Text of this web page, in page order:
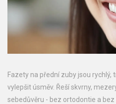
Fazety na přední zuby jsou rychlý,
vylepšit úsměv. Řeší skvrny,
sebedůvěru - bez ortodontie a bez